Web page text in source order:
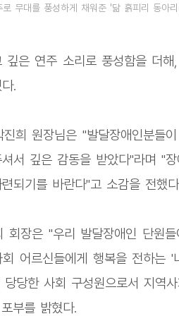
로 무대를 풍성하게 채워준 '닮 흙피리 동아
깊은 연주 소리로 풍성함을 더
.
희 원장님은 "발달장애인분들
서 깊은 감동을 받았다"라며 "
되기를 바란다"고 소감을 전했
회장은 "우리 발달장애인 단원
어르신들에게 행복을 전하는
당한 사회 구성원으로서 지역
부를 밝혔다.